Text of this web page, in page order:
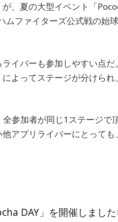
、夏の大型イベント「
ファイターズ公式戦の始
イバーも参加しやすい点だ
よってステージが分けられ
参加者が同じ1ステージで
アプリライバーにとっても
DAY」を開催しまし